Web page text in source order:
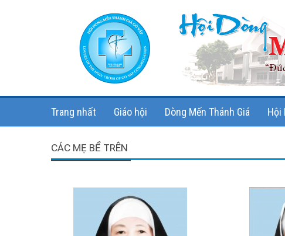
Trang nhất Giáo hội Dòng Mến Thánh Giá Hội
CÁC MẸ BỀ TRÊN